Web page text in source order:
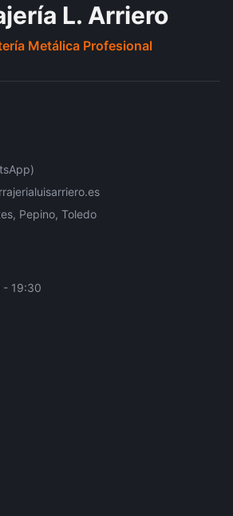
L. Arriero
Metálica Profesional
Pepino, Toledo
- 19:30